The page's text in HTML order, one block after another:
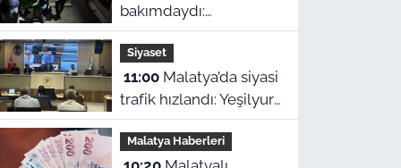
bakımdaydı:
Malatya'daki cinayetin
zanlısı hayatını kaybetti
Siyaset
11:00Malatya’da siyasi
trafik hızlandı: Yeşilyurt
Meclisinde CHP’li
üyeden istifa!
Malatya Haberleri